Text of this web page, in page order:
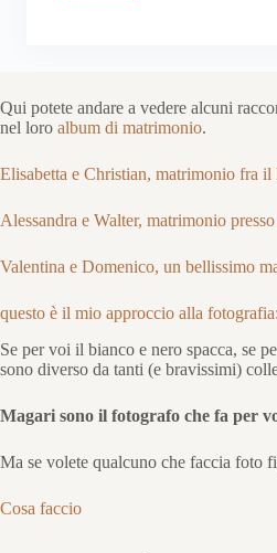
Qui potete andare a vedere alcuni
nel loro album di matrimonio.
Elisabetta e Christian, matrimonio fra
Alessandra e Walter, matrimonio
Valentina e Domenico, un bellissimo
questo è il mio approccio alla fotografia:
Se per voi il bianco e nero spacca, se
sono diverso da tanti (e bravissimi)
Magari sono il fotografo che fa per
Ma se volete qualcuno che faccia foto
Cosa faccio